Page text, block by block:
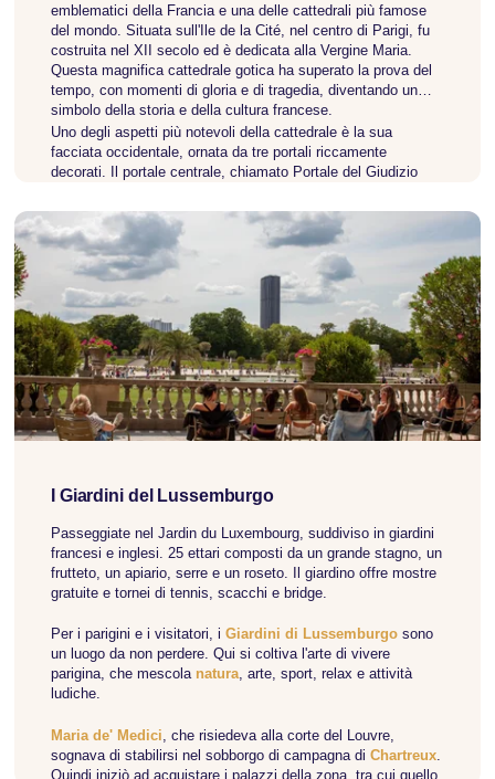
emblematici della Francia e una delle cattedrali più famose
del mondo. Situata sull'Ile de la Cité, nel centro di Parigi, fu
costruita nel XII secolo ed è dedicata alla Vergine Maria.
Questa magnifica cattedrale gotica ha superato la prova del
tempo, con momenti di gloria e di tragedia, diventando un
simbolo della storia e della cultura francese.
Uno degli aspetti più notevoli della cattedrale è la sua
facciata occidentale, ornata da tre portali riccamente
decorati. Il portale centrale, chiamato Portale del Giudizio
Sopra il portale centrale si trova la statua della Vergine con il
Bambino, circondata dalle statue dei dodici apostoli.
Anche l'interno della cattedrale è magnifico, con le sue alte
volte a sesto acuto e le colorate vetrate. La navata centrale
è lunga circa 130 metri ed è sostenuta da massicce colonne.
Anche le cappelle laterali sono riccamente decorate con
sculture, dipinti e vetrate. Il coro è decorato con numerose
sculture e mosaici dorati.
La cattedrale ospita anche diversi tesori, tra cui la Sacra
Corona di Spine, una reliquia venerata dai cattolici come la
collezione di oggetti liturgici, dipinti e sculture di diversi
Per saperne di più su di esso
I Giardini del Lussemburgo
Passeggiate nel Jardin du Luxembourg, suddiviso in giardini
francesi e inglesi. 25 ettari composti da un grande stagno, un
frutteto, un apiario, serre e un roseto. Il giardino offre mostre
gratuite e tornei di tennis, scacchi e bridge.
Per i parigini e i visitatori, iGiardini di Lussemburgo sono
un luogo da non perdere. Qui si coltiva l'arte di vivere
parigina, che mescola natura, arte, sport, relax e attività
ludiche.
Maria de' Medici, che risiedeva alla corte del Louvre,
sognava di stabilirsi nel sobborgo di campagna diChartreux.
Quindi iniziò ad acquistare i palazzi della zona, tra cui quello